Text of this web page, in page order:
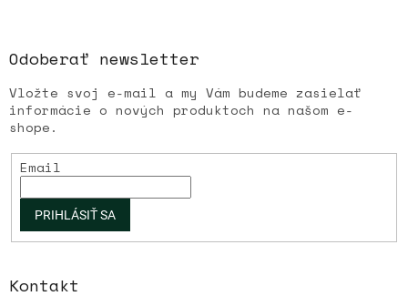
Odoberať newsletter
Vložte svoj e-mail a my Vám budeme zasielať
informácie o nových produktoch na našom e-
shope.
Email
PRIHLÁSIŤ SA
Kontakt